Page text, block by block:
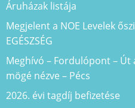
Áruházak listája
Megjelent a NOE Levelek
EGÉSZSÉG
Meghívó – Fordulópont – Út
mögé nézve – Pécs
2026. évi tagdíj befizetése